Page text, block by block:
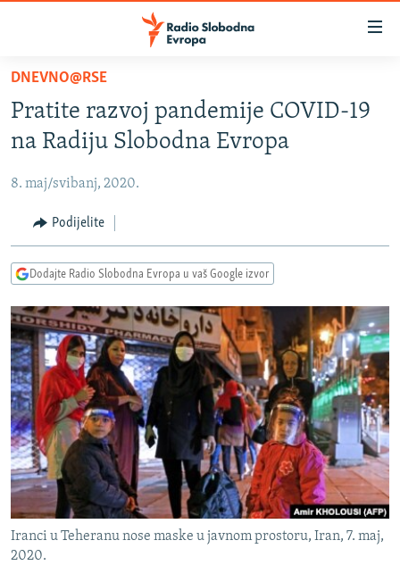
Pređite
glavni
sadržaj
na
navigaciju
Pređite
na
BOSNA I HERCEGOVINA
KOSOVO
CRNA GORA
VIDEO
FOTOGALERIJE
INFOGRAFIKE
PODCASTI
RAT U UKRAJINI
KINA NA BALKANU
RSE PRIČE IZ SVIJETA
ISPRIČAJ MI
DNEVNO@RSE
SPECIJALI RSE
VIŠE OD NASLOVA
PRATITE NAS
DNEVNO@RSE
Pratite razvoj pandemije COVID-19
na Radiju Slobodna Evropa
8. maj/svibanj, 2020.
Podijelite
Dodajte Radio Slobodna Evropa u vaš Google izvor
Iranci u Teheranu nose maske u javnom prostoru, Iran, 7. maj,
2020.